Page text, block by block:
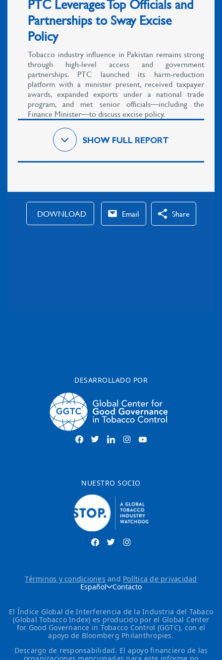
DESARROLLADO POR
NUESTRO SOCIO
Términos y condiciones and Política de privacidad
Español
Contacto
El Índice Global de Interferencia de la Industria del Tabaco
(Global Tobacco Index) es producido por el Global Center
for Good Governance in Tobacco Control (GGTC), con el
apoyo de Bloomberg Philanthropies.
Descargo de responsabilidad. El apoyo financiero de las